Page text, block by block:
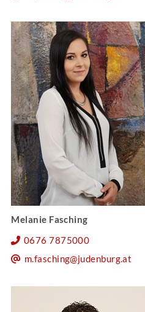
Melanie Fasching
0676 7875000
m.fasching@judenburg.at